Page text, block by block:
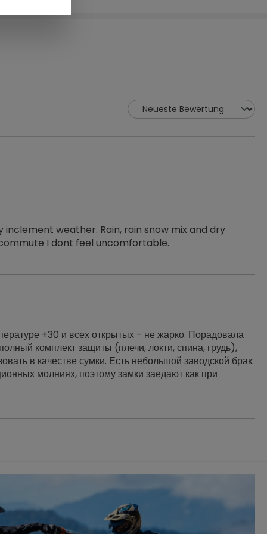
weather. Rain, rain snow mix and dry
I dont feel uncomfortable.
+30 и всех открытых - не жарко. Порадовала
комплект защиты (плечи, локти, спина, грудь),
в качестве сумки. Есть небольшой заводской брак:
молниях, поэтому замки заедают как при